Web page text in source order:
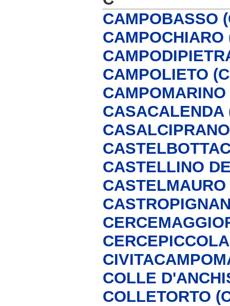
CAMPOBASSO
CAMPOCHIARO
CAMPOLIETO
CASACALENDA
CASTELLINO
CASTELMAURO
COLLE
COLLETORTO